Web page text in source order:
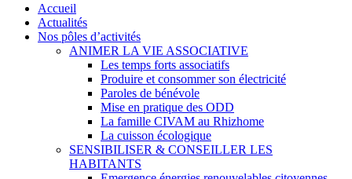
Close
Menu
Accueil
Actualités
Nos pôles d’activités
ANIMER LA VIE ASSOCIATIVE
Les temps forts associatifs
Produire et consommer son électricité
Paroles de bénévole
Mise en pratique des ODD
La famille CIVAM au Rhizhome
La cuisson écologique
SENSIBILISER & CONSEILLER LES
HABITANTS